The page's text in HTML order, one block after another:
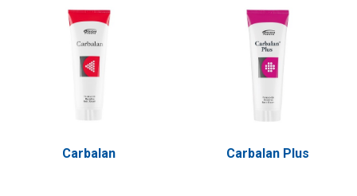
Carbalan Carbalan Plus